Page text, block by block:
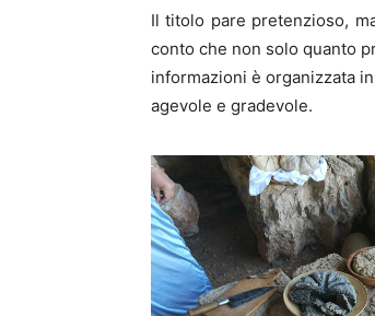
Il titolo pare pretenzioso,
conto che non solo quanto
informazioni è organizzata
agevole e gradevole.